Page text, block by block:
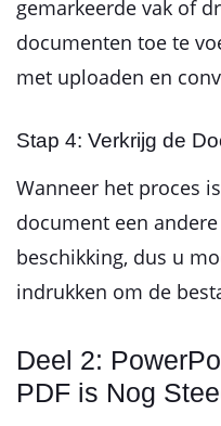
gemarkeerde vak of
documenten toe te
met uploaden en
Stap 4: Verkrijg de
Wanneer het proces
document een
beschikking, dus u
indrukken om de
Deel 2:
PDF is Nog